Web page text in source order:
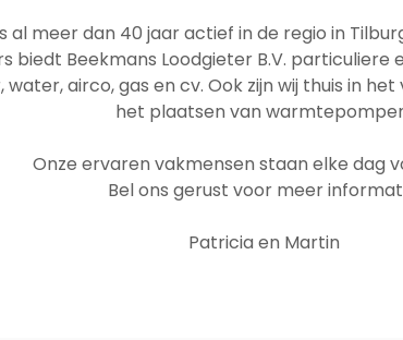
al meer dan 40 jaar actief in de regio in
biedt Beekmans Loodgieter B.V.
airco, gas en cv. Ook zijn wij thuis in
het plaatsen van
Onze ervaren vakmensen staan elke dag
Bel ons gerust voor meer
Patricia en Martin